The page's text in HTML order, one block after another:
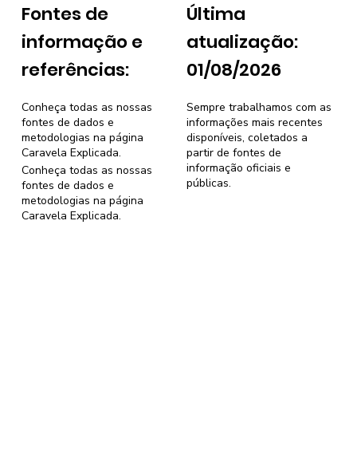
Fontes de
informação e
referências:
Última
atualização:
01/08/2026
Sempre trabalhamos com as
informações mais recentes
disponíveis, coletados a
partir de fontes de
informação oficiais e
públicas.
Conheça todas as nossas
fontes de dados e
metodologias na página
Caravela Explicada.
Conheça todas as nossas
fontes de dados e
metodologias na página
Caravela Explicada.